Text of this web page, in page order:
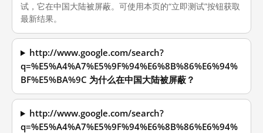
试，它在中国大陆被屏蔽。可使用本页的“立即测试”按钮获取
最新结果。
http://www.google.com/search?
q=%E5%A4%A7%E5%9F%94%E6%8B%86%E6%94%
BF%E5%BA%9C 为什么在中国大陆被屏蔽？
http://www.google.com/search?
q=%E5%A4%A7%E5%9F%94%E6%8B%86%E6%94%